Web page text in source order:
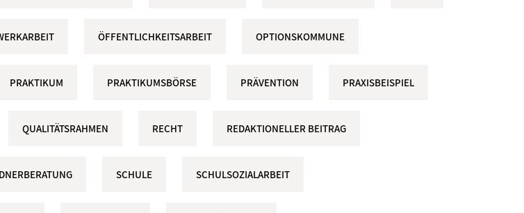
ÖFFENTLICHKEITSARBEIT OPTIONSKOMMUNE
PRAKTIKUM PRAKTIKUMSBÖRSE PRÄVENTION PRAXISBEISPIEL
QUALITÄTSRAHMEN RECHT REDAKTIONELLER BEITRAG
SCHULE SCHULSOZIALARBEIT